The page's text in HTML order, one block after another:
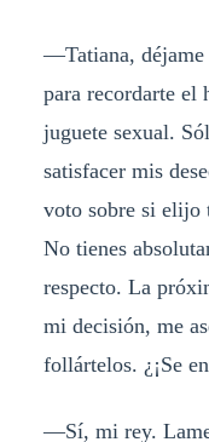
—Tatiana, déjame
para recordarte el
juguete sexual.
satisfacer mis
voto sobre si elijo
No tienes
respecto. La
mi decisión, me
follártelos. ¿¡Se
—Sí, mi rey.